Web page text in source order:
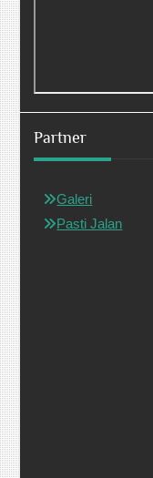
Partner
Galeri
Pasti Jalan